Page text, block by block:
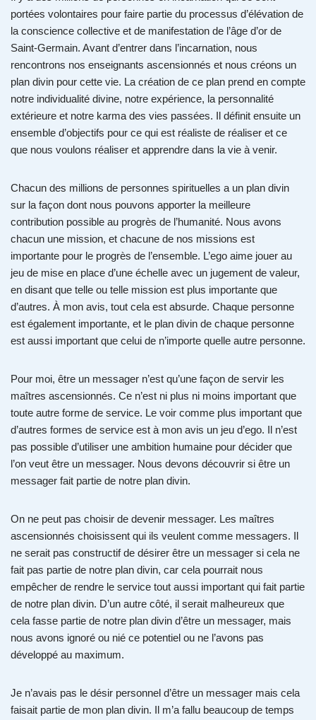
portées volontaires pour faire partie du processus d’élévation de
la conscience collective et de manifestation de l’âge d’or de
Saint-Germain. Avant d’entrer dans l’incarnation, nous
rencontrons nos enseignants ascensionnés et nous créons un
plan divin pour cette vie. La création de ce plan prend en compte
notre individualité divine, notre expérience, la personnalité
extérieure et notre karma des vies passées. Il définit ensuite un
ensemble d’objectifs pour ce qui est réaliste de réaliser et ce
que nous voulons réaliser et apprendre dans la vie à venir.
Chacun des millions de personnes spirituelles a un plan divin
sur la façon dont nous pouvons apporter la meilleure
contribution possible au progrès de l’humanité. Nous avons
chacun une mission, et chacune de nos missions est
importante pour le progrès de l’ensemble. L’ego aime jouer au
jeu de mise en place d’une échelle avec un jugement de valeur,
en disant que telle ou telle mission est plus importante que
d’autres. À mon avis, tout cela est absurde. Chaque personne
est également importante, et le plan divin de chaque personne
est aussi important que celui de n’importe quelle autre personne.
Pour moi, être un messager n’est qu’une façon de servir les
maîtres ascensionnés. Ce n’est ni plus ni moins important que
toute autre forme de service. Le voir comme plus important que
d’autres formes de service est à mon avis un jeu d’ego. Il n’est
pas possible d’utiliser une ambition humaine pour décider que
l’on veut être un messager. Nous devons découvrir si être un
messager fait partie de notre plan divin.
On ne peut pas choisir de devenir messager. Les maîtres
ascensionnés choisissent qui ils veulent comme messagers. Il
ne serait pas constructif de désirer être un messager si cela ne
fait pas partie de notre plan divin, car cela pourrait nous
empêcher de rendre le service tout aussi important qui fait partie
de notre plan divin. D’un autre côté, il serait malheureux que
cela fasse partie de notre plan divin d’être un messager, mais
nous avons ignoré ou nié ce potentiel ou ne l’avons pas
développé au maximum.
Je n’avais pas le désir personnel d’être un messager mais cela
faisait partie de mon plan divin. Il m’a fallu beaucoup de temps